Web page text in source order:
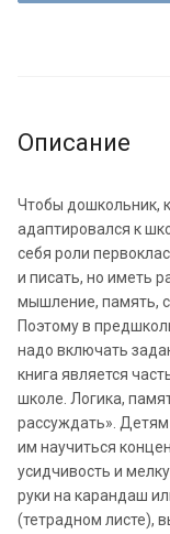
Описание
Чтобы дошкольник,
адаптировался к
себя роли
и писать, но иметь
мышление, память,
Поэтому в
надо включать
книга является
школе. Логика,
рассуждать».
им научиться
усидчивость и
руки на карандаш
(тетрадном листе),